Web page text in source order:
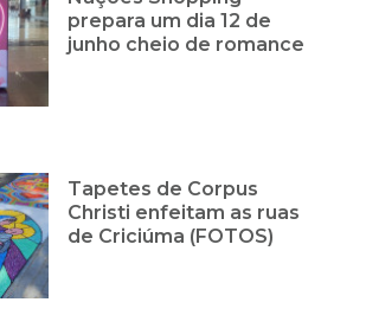
prepara um dia 12 de
junho cheio de romance
Tapetes de Corpus
Christi enfeitam as ruas
de Criciúma (FOTOS)